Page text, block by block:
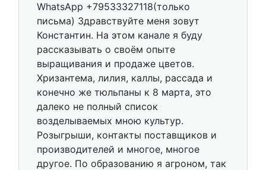
WhatsApp +79533327118(только
письма) Здравствуйте меня зовут
Константин. На этом канале я буду
рассказывать о своём опыте
выращивания и продаже цветов.
Хризантема, лилия, каллы, рассада и
конечно же тюльпаны к 8 марта, это
далеко не полный список
возделываемых мною культур.
Розыгрыши, контакты поставщиков и
производителей и многое, многое
другое. По образованию я агроном, так